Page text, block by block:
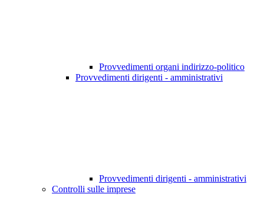
Provvedimenti organi indirizzo-politico
Provvedimenti dirigenti - amministrativi
Provvedimenti dirigenti - amministrativi
Controlli sulle imprese